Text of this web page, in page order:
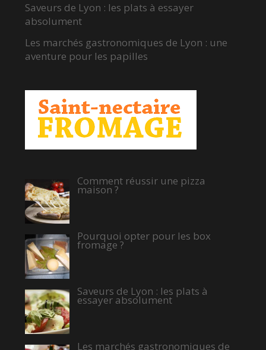
Saveurs de Lyon : les plats à essayer
absolument
Les marchés gastronomiques de Lyon : une
aventure pour les papilles
Comment réussir une pizza
maison ?
Pourquoi opter pour les box
fromage ?
Saveurs de Lyon : les plats à
essayer absolument
Les marchés gastronomiques de